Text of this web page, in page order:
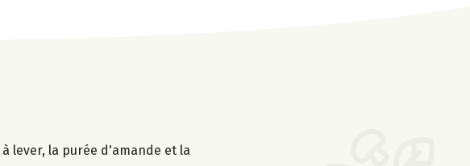
lever, la purée d'amande et la